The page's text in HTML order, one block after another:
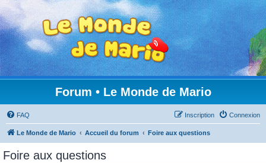
Forum • Le Monde de Mario
FAQ Connexion
Inscription
Le Monde de Mario Accueil du forum Foire aux questions
Foire aux questions